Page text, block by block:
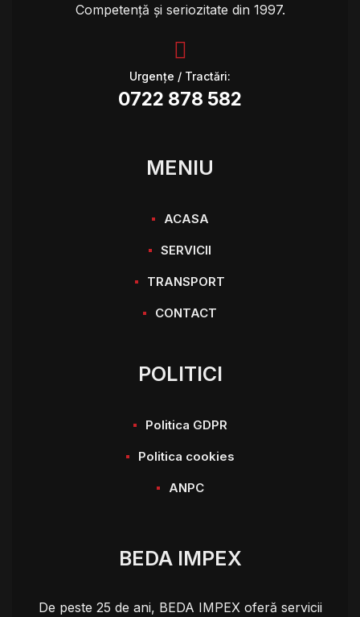
Competență și seriozitate din 1997.
Urgențe / Tractări:
0722 878 582
MENIU
ACASA
SERVICII
TRANSPORT
CONTACT
POLITICI
Politica GDPR
Politica cookies
ANPC
BEDA IMPEX
De peste 25 de ani, BEDA IMPEX oferă servicii